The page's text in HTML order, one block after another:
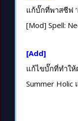
แก้บั๊กที่พาสซีฟ
[Mod] Spell:
[Add]
แก้ไขบั๊กที่ทำให้
Summer Holic